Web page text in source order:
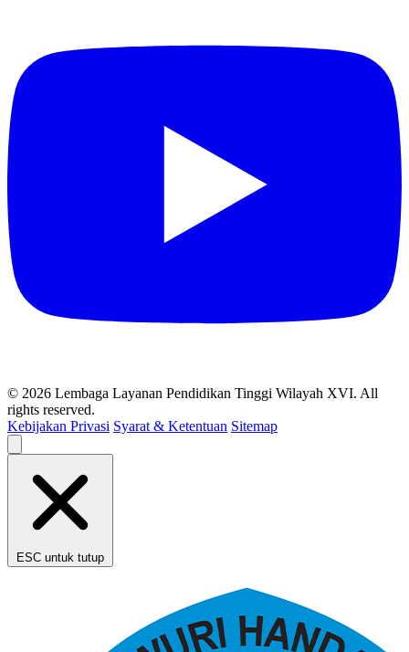
© 2026 Lembaga Layanan Pendidikan Tinggi Wilayah XVI. All
rights reserved.
Kebijakan Privasi Syarat & Ketentuan Sitemap
ESC untuk tutup